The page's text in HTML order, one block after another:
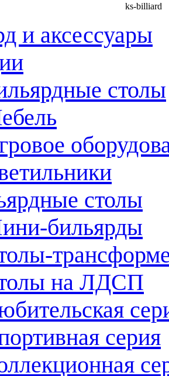
ks-billiard
и аксессуары
столы
столы
бильярды
на ЛДСП
серия